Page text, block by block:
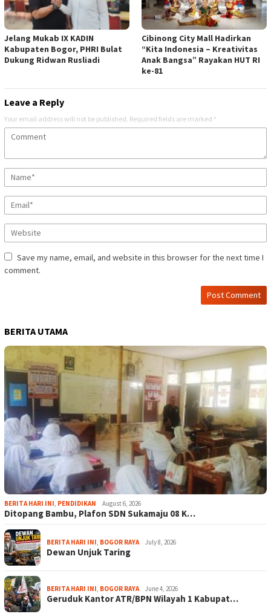
Jelang Mukab IX KADIN
Kabupaten Bogor, PHRI Bulat
Dukung Ridwan Rusliadi
Cibinong City Mall Hadirkan
“Kita Indonesia – Kreativitas
Anak Bangsa” Rayakan HUT RI
ke-81
Leave a Reply
Your email address will not be published. Required fields are marked *
Save my name, email, and website in this browser for the next time I
comment.
BERITA UTAMA
BERITA HARI INI, PENDIDIKAN August 6, 2026
Ditopang Bambu, Plafon SDN Sukamaju 08 K…
BERITA HARI INI, BOGOR RAYA July 8, 2026
Dewan Unjuk Taring
BERITA HARI INI, BOGOR RAYA June 4, 2026
Geruduk Kantor ATR/BPN Wilayah 1 Kabupat…